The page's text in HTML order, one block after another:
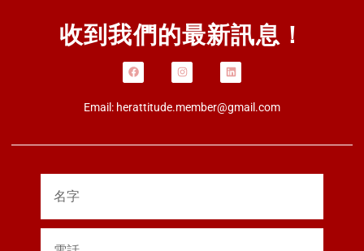
收到我們的最新訊息！
Email: herattitude.member@gmail.com